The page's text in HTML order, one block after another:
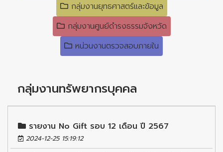
กลุ่มงานยุทธศาสตร์และข้อมูล
กลุ่มงานศูนย์ดำรงธรรมจังหวัด
หน่วนงานตรวจสอบภายใน
กลุ่มงานทรัพยากรบุคคล
รายงาน No Gift รอบ 12 เดือน ปี 2567
2024-12-25 15:19:12